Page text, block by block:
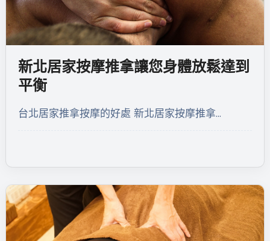
新北居家按摩推拿讓您身體放鬆達到
平衡
台北居家推拿按摩的好處 新北居家按摩推拿…